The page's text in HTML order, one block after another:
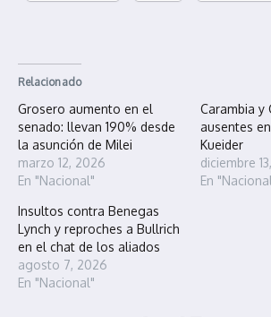
Relacionado
Grosero aumento en el
senado: llevan 190% desde
la asunción de Milei
marzo 12, 2026
En "Nacional"
Carambia y
ausentes
Kueider
diciembre
En
Insultos contra Benegas
Lynch y reproches a Bullrich
en el chat de los aliados
agosto 7, 2026
En "Nacional"